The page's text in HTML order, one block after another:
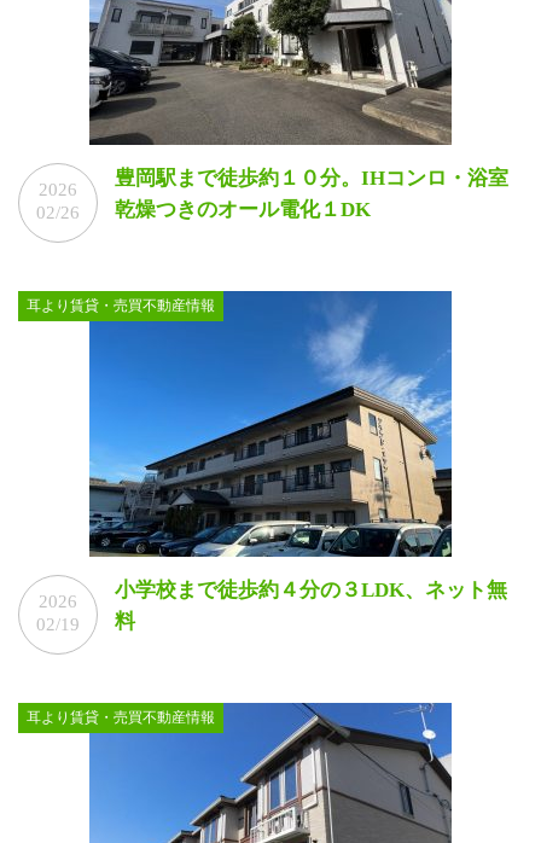
2026
02/26
豊岡駅まで徒歩約１０分。IHコンロ・浴室
乾燥つきのオール電化１DK
耳より賃貸・売買不動産情報
2026
02/19
小学校まで徒歩約４分の３LDK、ネット無
料
耳より賃貸・売買不動産情報